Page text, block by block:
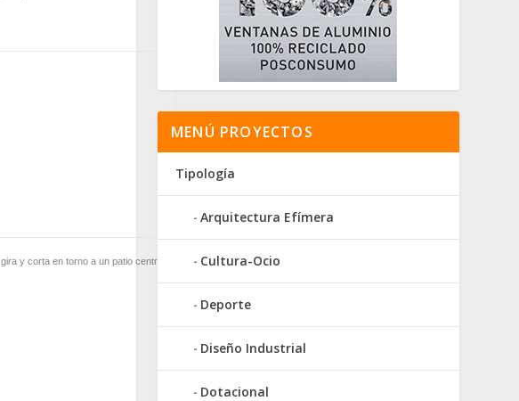
y corta en torno a un patio central
MENÚ PROYECTOS
Tipología
Arquitectura Efímera
Cultura-Ocio
Deporte
Diseño Industrial
Dotacional